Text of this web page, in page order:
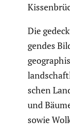
Die
gendes
schen
und
sowie